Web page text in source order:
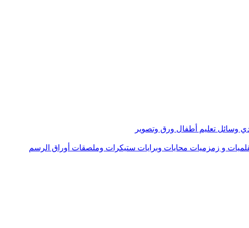
وسائل تعليم أطفال ورق وتصوير
و زمزميات محايات وبرايات ستيكرات وملصقات أوراق الرسم